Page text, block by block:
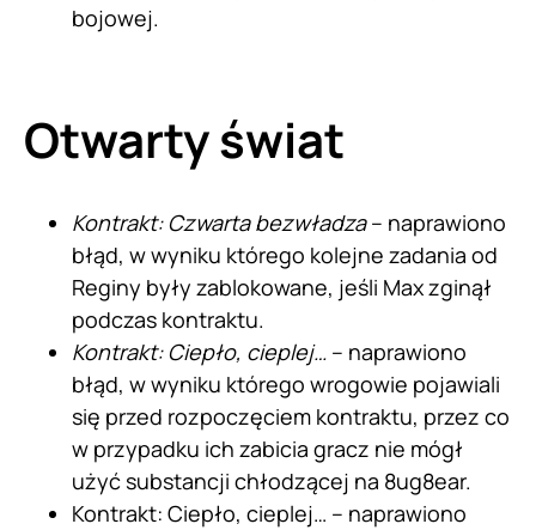
bojowej.
Otwarty świat
Kontrakt: Czwarta bezwładza– naprawiono
błąd, w wyniku którego kolejne zadania od
Reginy były zablokowane, jeśli Max zginął
podczas kontraktu.
Kontrakt: Ciepło, cieplej… – naprawiono
błąd, w wyniku którego wrogowie pojawiali
się przed rozpoczęciem kontraktu, przez co
w przypadku ich zabicia gracz nie mógł
użyć substancji chłodzącej na 8ug8ear.
Kontrakt: Ciepło, cieplej… – naprawiono